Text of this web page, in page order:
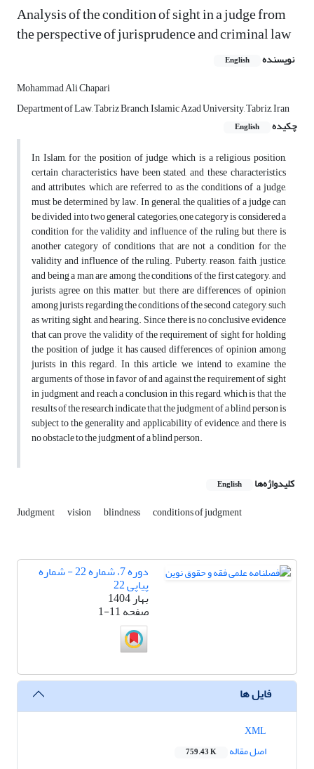
Analysis of the condition of sight in a judge from
the perspective of jurisprudence and criminal law
نویسنده English
Mohammad Ali Chapari
Department of Law, Tabriz Branch, Islamic Azad University, Tabriz, Iran
چکیده
English
In Islam, for the position of judge, which is a religious position,
certain characteristics have been stated, and these characteristics
and attributes, which are referred to as the conditions of a judge,
must be determined by law. In general, the qualities of a judge can
be divided into two general categories; one category is considered a
condition for the validity and influence of the ruling, but there is
another category of conditions that are not a condition for the
validity and influence of the ruling. Puberty, reason, faith, justice,
and being a man are among the conditions of the first category, and
jurists agree on this matter, but there are differences of opinion
among jurists regarding the conditions of the second category, such
as writing, sight, and hearing. Since there is no conclusive evidence
that can prove the validity of the requirement of sight for holding
the position of judge, it has caused differences of opinion among
jurists in this regard. In this article, we intend to examine the
arguments of those in favor of and against the requirement of sight
in judgment and reach a conclusion in this regard, which is that the
results of the research indicate that the judgment of a blind person is
subject to the generality and applicability of evidence, and there is
no obstacle to the judgment of a blind person.
کلیدواژه‌ها English
Judgment vision blindness conditions of judgment
دوره 7، شماره 22 - شماره
پیاپی 22
بهار 1404
صفحه1-11
فایل ها
اصل مقاله
759.43 K